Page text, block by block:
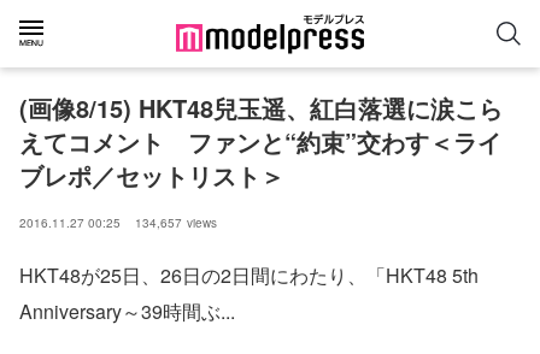
(画像8/15) HKT48兒玉遥、紅白落選に涙こら
えてコメント ファンと“約束”交わす＜ライ
ブレポ／セットリスト＞
2016.11.27 00:25 134,657 views
HKT48が25日、26日の2日間にわたり、「HKT48 5th
Anniversary～39時間ぶ...